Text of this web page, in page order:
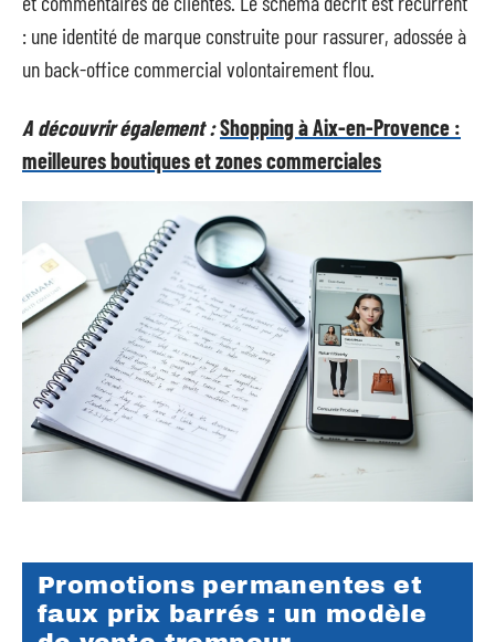
: une identité de marque construite pour rassurer, adossée à
un back-office commercial volontairement flou.
A découvrir également :Shopping à Aix-en-Provence :
meilleures boutiques et zones commerciales
Promotions permanentes et
faux prix barrés : un modèle